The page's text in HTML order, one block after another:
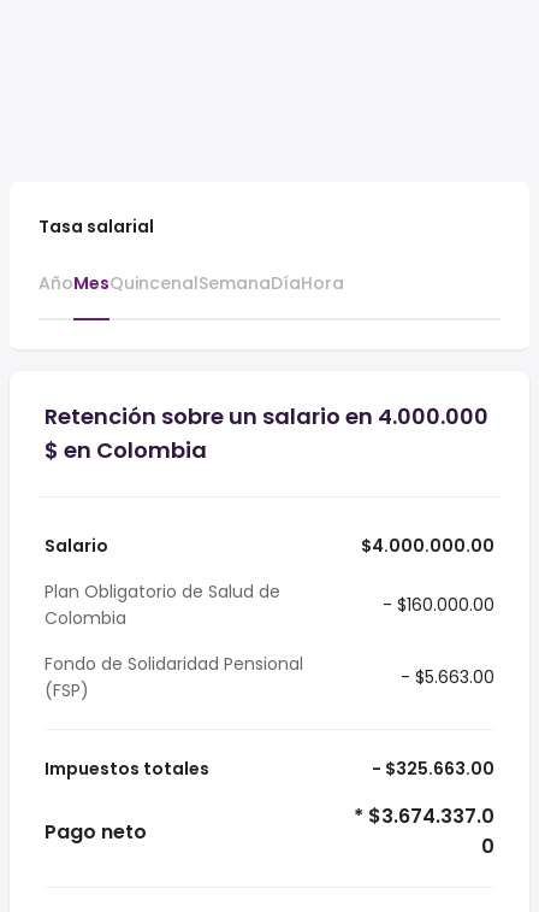
Tasa salarial
AñoMesQuincenalSemanaDíaHora
Retención sobre un salario en 4.000.000
$ en Colombia
Salario
$4.000.000.00
Plan Obligatorio de Salud de
Colombia
- $160.000.00
Fondo de Solidaridad Pensional
(FSP)
- $5.663.00
Impuestos totales - $325.663.00
Pago neto
* $3.674.337.0
0